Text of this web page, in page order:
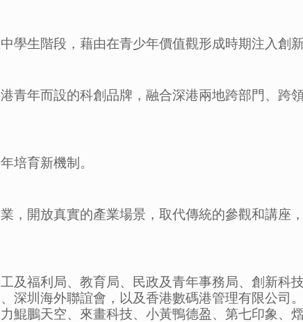
學生階段，藉由在青少年價值觀形成時期注入創新
青年而設的科創品牌，融合深港兩地跨部門、跨
培育新機制。
，開放真實的產業場景，取代傳統的參觀和講座
及福利局、教育局、民政及青年事務局、創新科
深圳海外聯誼會，以及香港數碼港管理有限公司
鯤鵬天空、來畫科技、小黃鴨德盈、第七印象、